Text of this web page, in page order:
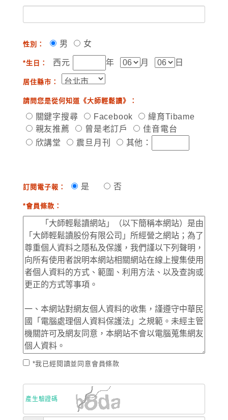
性別： 男 女
*生日： 西元 年 月 日
居住縣市：
請問您是從何知道《大師輕鬆讀》：
關鍵字搜尋 Facebook
緯育Tibame
親友推薦
曾是老訂戶
佳音電台
欣講堂
震旦月刊 其他：
訂閱電子報： 是 否
*會員條款：
*我已經閱讀並同意會員條款
產生驗證碼